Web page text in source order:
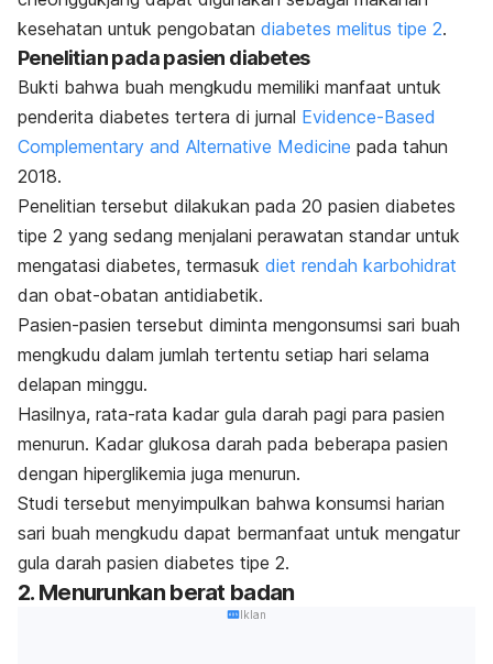
kesehatan untuk pengobatan diabetes melitus tipe 2.
Penelitian pada pasien diabetes
Bukti bahwa buah mengkudu memiliki manfaat untuk
penderita diabetes tertera di jurnal Evidence-Based
Complementary and Alternative Medicine pada tahun
2018.
Penelitian tersebut dilakukan pada 20 pasien diabetes
tipe 2 yang sedang menjalani perawatan standar untuk
mengatasi diabetes, termasuk diet rendah karbohidrat
dan obat-obatan antidiabetik.
Pasien-pasien tersebut diminta mengonsumsi sari buah
mengkudu dalam jumlah tertentu setiap hari selama
delapan minggu.
Hasilnya, rata-rata kadar gula darah pagi para pasien
menurun. Kadar glukosa darah pada beberapa pasien
dengan hiperglikemia juga menurun.
Studi tersebut menyimpulkan bahwa konsumsi harian
sari buah mengkudu dapat bermanfaat untuk mengatur
gula darah pasien diabetes tipe 2.
2. Menurunkan berat badan
Iklan